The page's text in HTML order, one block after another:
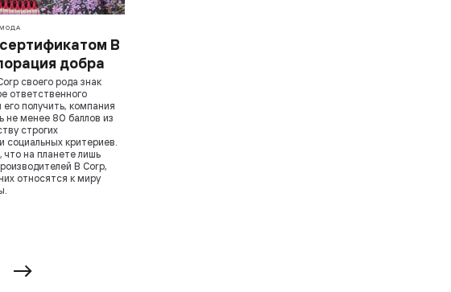
МОДА
B
добра
своего рода знак
ответственного
получить, компания
не менее 80 баллов из
строгих
социальных критериев.
что на планете лишь
B Corp,
относятся к миру